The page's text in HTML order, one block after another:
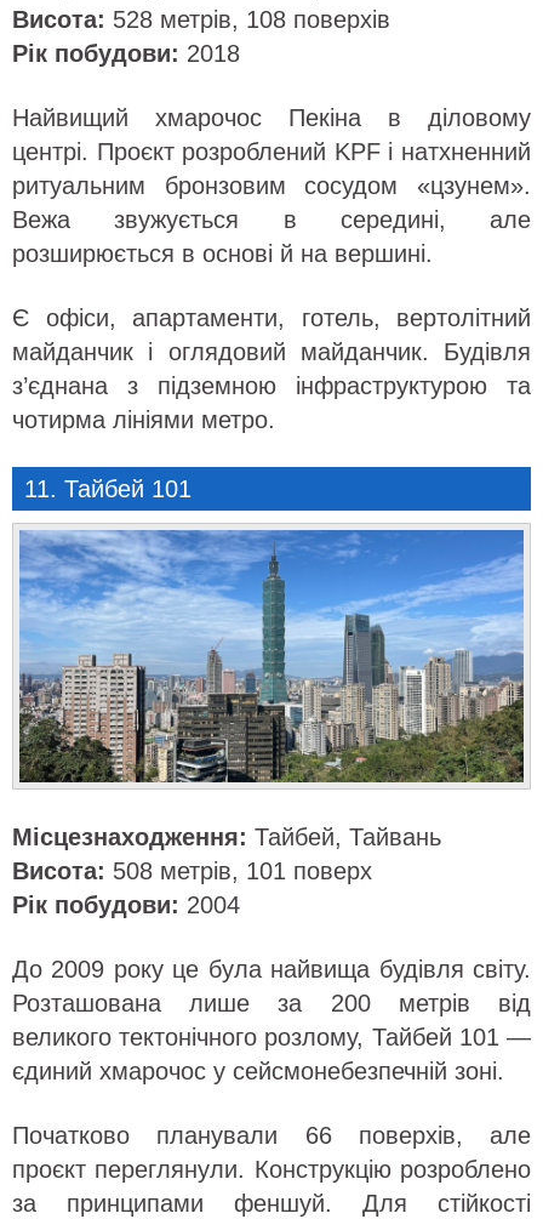
Висота: 528 метрів, 108 поверхів
Рік побудови: 2018
Найвищий хмарочос Пекіна в діловому
центрі. Проєкт розроблений KPF і натхненний
ритуальним бронзовим сосудом «цзунем».
Вежа звужується в середині, але
розширюється в основі й на вершині.
Є офіси, апартаменти, готель, вертолітний
майданчик і оглядовий майданчик. Будівля
з’єднана з підземною інфраструктурою та
чотирма лініями метро.
11. Тайбей 101
Місцезнаходження: Тайбей, Тайвань
Висота: 508 метрів, 101 поверх
Рік побудови: 2004
До 2009 року це була найвища будівля світу.
Розташована лише за 200 метрів від
великого тектонічного розлому, Тайбей 101 —
єдиний хмарочос у сейсмонебезпечній зоні.
Початково планували 66 поверхів, але
проєкт переглянули. Конструкцію розроблено
за принципами феншуй. Для стійкості